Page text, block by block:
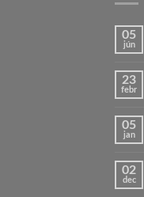
05
jún
23
febr
05
jan
02
dec